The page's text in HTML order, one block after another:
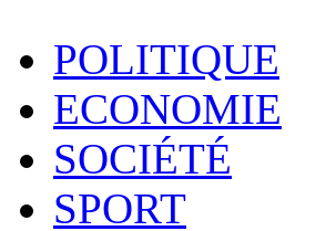
POLITIQUE
ECONOMIE
SOCIÉTÉ
SPORT